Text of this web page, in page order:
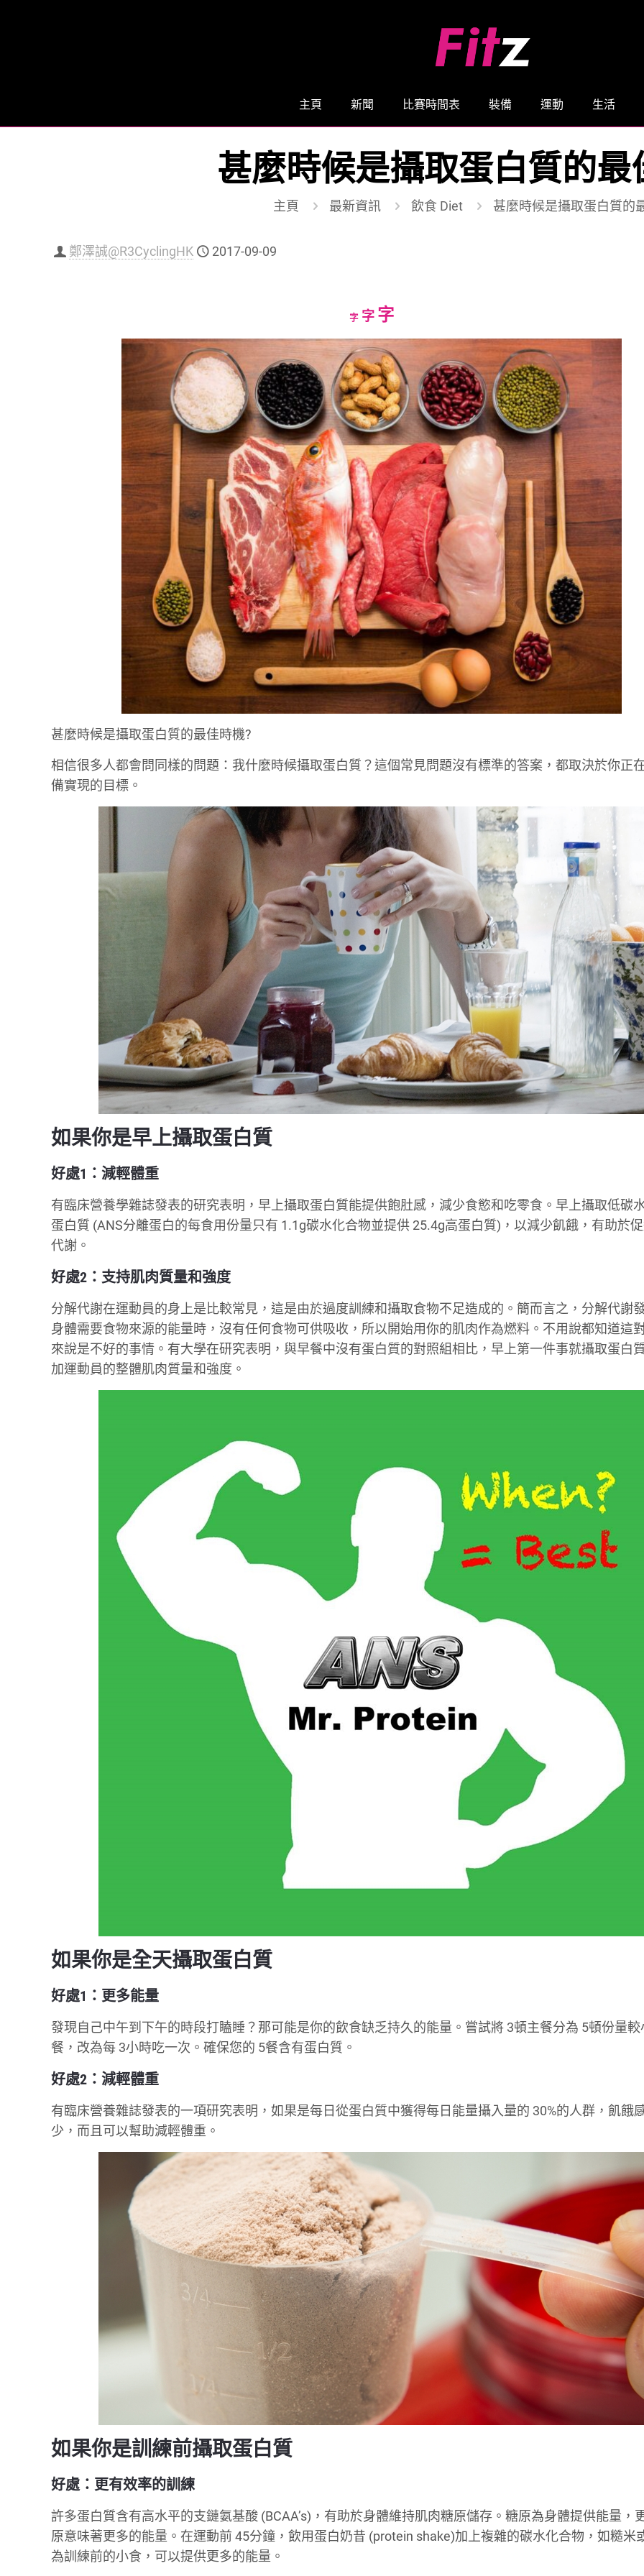
主頁 新聞 比賽時間表 裝備 運動 生活
甚麼時候是攝取蛋白質的最
主頁 最新資訊 飲食 Diet 甚麼時候是攝取蛋白質的
鄭澤誠@R3CyclingHK 2017-09-09
字Decrease
size.
字Reset
size.
字Increase
font
size.
甚麼時候是攝取蛋白質的最佳時機?
相信很多人都會問同樣的問題：我什麼時候攝取蛋白質？這個常見問題沒有標準的答案，都取決於你正
備實現的目標。
如果你是早上攝取蛋白質
好處1：減輕體重
有臨床營養學雜誌發表的研究表明，早上攝取蛋白質能提供飽肚感，減少食慾和吃零食。早上攝取低碳
蛋白質 (ANS分離蛋白的每食用份量只有 1.1g碳水化合物並提供 25.4g高蛋白質)，以減少飢餓，有助於
代謝。
好處2：支持肌肉質量和強度
分解代謝在運動員的身上是比較常見，這是由於過度訓練和攝取食物不足造成的。簡而言之，分解代謝
身體需要食物來源的能量時，沒有任何食物可供吸收，所以開始用你的肌肉作為燃料。不用說都知道這
來說是不好的事情。有大學在研究表明，與早餐中沒有蛋白質的對照組相比，早上第一件事就攝取蛋白
加運動員的整體肌肉質量和強度。
如果你是全天攝取蛋白質
好處1：更多能量
發現自己中午到下午的時段打瞌睡？那可能是你的飲食缺乏持久的能量。嘗試將 3頓主餐分為 5頓份量較
餐，改為每 3小時吃一次。確保您的 5餐含有蛋白質。
好處2：減輕體重
有臨床營養雜誌發表的一項研究表明，如果是每日從蛋白質中獲得每日能量攝入量的 30%的人群，飢餓
少，而且可以幫助減輕體重。
如果你是訓練前攝取蛋白質
好處：更有效率的訓練
許多蛋白質含有高水平的支鏈氨基酸 (BCAA’s)，有助於身體維持肌肉糖原儲存。糖原為身體提供能量，
原意味著更多的能量。在運動前 45分鐘，飲用蛋白奶昔 (protein shake)加上複雜的碳水化合物，如糙米
為訓練前的小食，可以提供更多的能量。